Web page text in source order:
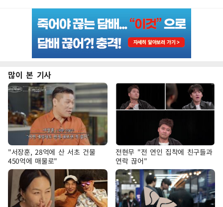
많이 본 기사
"서장훈, 28억에 산 서초 건물
450억에 매물로"
전현무 "전 연인 집착에 친구들과
연락 끊어"